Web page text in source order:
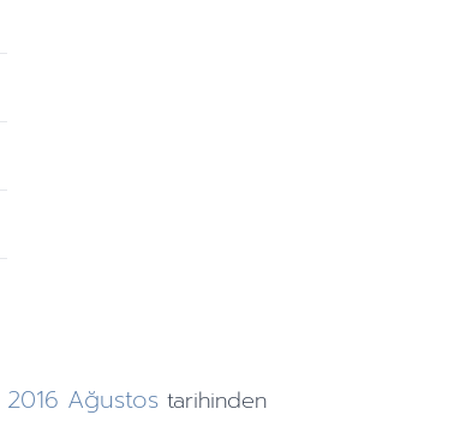
2016 Ağustos tarihinden